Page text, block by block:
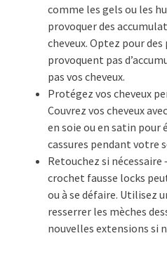
comme les gels ou les
provoquer des
cheveux. Optez pour
provoquent pas
pas vos cheveux.
Protégez vos cheveux
Couvrez vos cheveux
en soie ou en satin
cassures pendant votre
Retouchez si
crochet fausse locks
ou à se défaire. Utilisez
resserrer les mèches
nouvelles extensions si